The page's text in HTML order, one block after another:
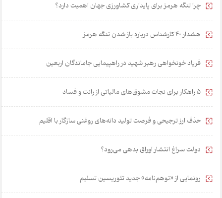
چرا تنگه هرمز برای پایداری کشاورزی جهان اهمیت دارد؟
هشدار 40 کارشناس درباره باز شدن تنگه هرمز
فریاد خونخواهی رهبر شهید در راهپیمایی جاماندگان اربعین
۵ راهکار برای نجات مشوق‌های مالیاتی از رانت و فساد
حذف ارز ترجیحی و فرصت تولید دانه‌های روغنی سازگار با اقلیم
دولت سراغ انتشار اوراق بدهی می‌رود؟
رونمایی از «توهم‌نامه» جدید تئور‌یسین تسلیم